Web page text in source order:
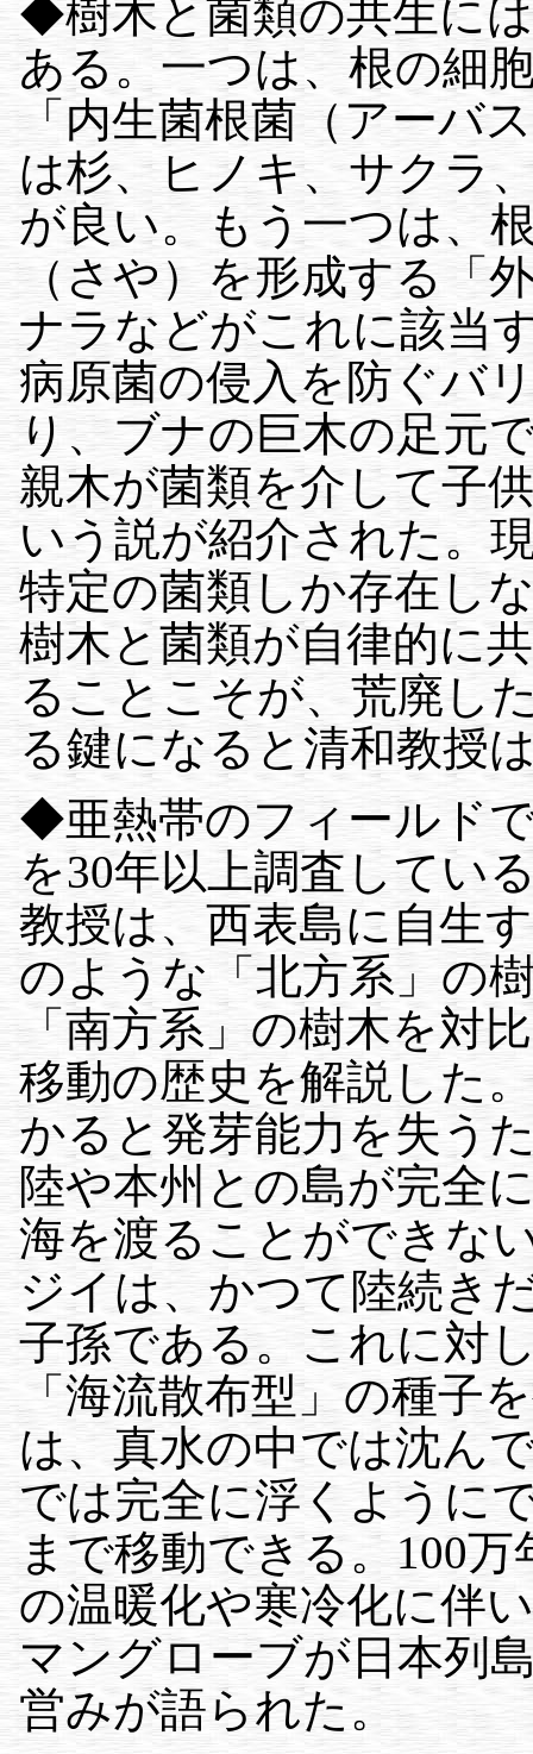
◆樹木と菌類の共生に
ある。一つは、根の細
「内生菌根菌（アーバ
は杉、ヒノキ、サクラ
が良い。もう一つは、
（さや）を形成する「
ナラなどがこれに該当
病原菌の侵入を防ぐバ
り、ブナの巨木の足元
親木が菌類を介して子
いう説が紹介された。
特定の菌類しか存在し
樹木と菌類が自律的に
ることこそが、荒廃し
る鍵になると清和教授
◆亜熱帯のフィールド
を30年以上調査してい
教授は、西表島に自生
のような「北方系」の
「南方系」の樹木を対
移動の歴史を解説した
かると発芽能力を失う
陸や本州との島が完全
海を渡ることができな
ジイは、かつて陸続き
子孫である。これに対
「海流散布型」の種子
は、真水の中では沈ん
では完全に浮くように
まで移動できる。100
の温暖化や寒冷化に伴
マングローブが日本列
営みが語られた。